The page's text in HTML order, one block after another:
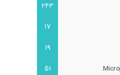
243
17
19
51